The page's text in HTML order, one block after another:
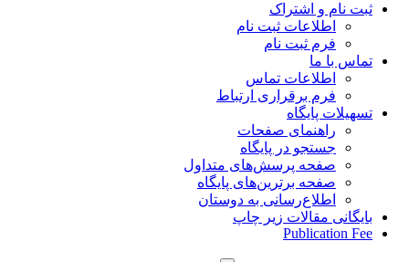
ثبت نام و اشتراک
اطلاعات ثبت نام
فرم ثبت نام
تماس با ما
اطلاعات تماس
فرم برقراری ارتباط
تسهیلات پایگاه
راهنمای صفحات
جستجو در پایگاه
صفحه پرسش‌های متداول
صفحه برترین‌های پایگاه
اطلاع‌رسانی به دوستان
بایگانی مقالات زیر چاپ
Publication Fee